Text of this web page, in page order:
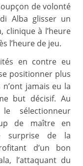
de volonté
Alba glisser un
clinique à l’heure
l’heure de jeu.
en contre eu
positionner plus
jamais eu la
but décisif. Au
sélectionneur
de maître en
surprise de la
d’un bon
l’attaquant du